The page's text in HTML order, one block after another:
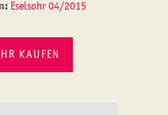
Eselsohr 04/2015
KAUFEN